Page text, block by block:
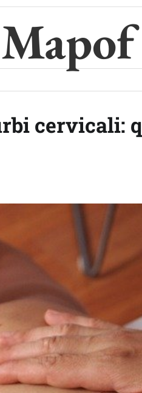
Mapof
cervicali: